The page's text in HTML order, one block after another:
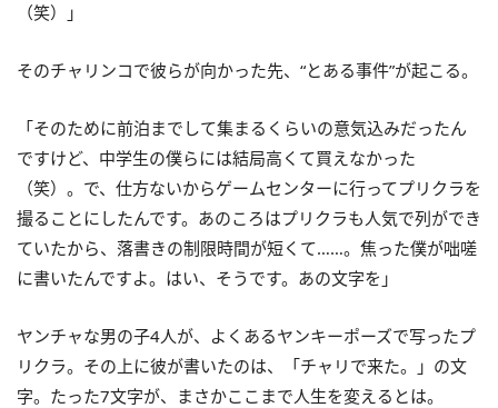
（笑）」
そのチャリンコで彼らが向かった先、“とある事件”が起こる。
「そのために前泊までして集まるくらいの意気込みだったん
ですけど、中学生の僕らには結局高くて買えなかった
（笑）。で、仕方ないからゲームセンターに行ってプリクラを
撮ることにしたんです。あのころはプリクラも人気で列ができ
ていたから、落書きの制限時間が短くて……。焦った僕が咄嗟
に書いたんですよ。はい、そうです。あの文字を」
ヤンチャな男の子4人が、よくあるヤンキーポーズで写ったプ
リクラ。その上に彼が書いたのは、「チャリで来た。」の文
字。たった7文字が、まさかここまで人生を変えるとは。